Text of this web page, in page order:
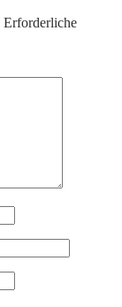
Erforderliche